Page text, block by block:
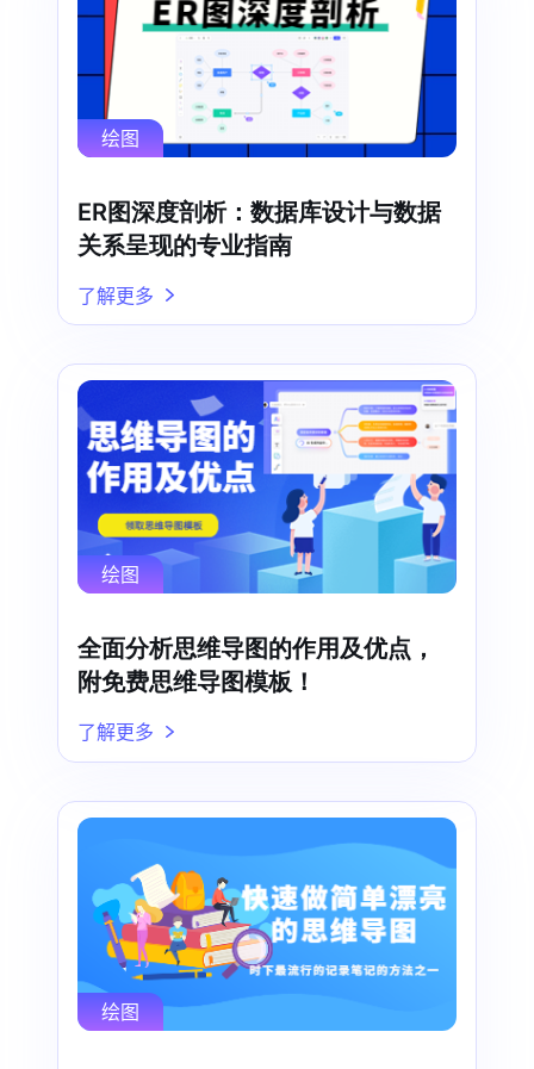
绘图
ER图深度剖析：数据库设计与数据
关系呈现的专业指南
了解更多
绘图
全面分析思维导图的作用及优点，
附免费思维导图模板！
了解更多
绘图